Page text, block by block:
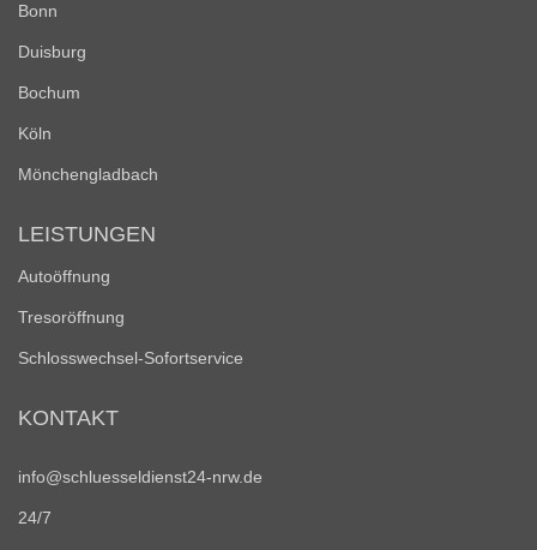
Bonn
Duisburg
Bochum
Köln
Mönchengladbach
LEISTUNGEN
Autoöffnung
Tresoröffnung
Schlosswechsel-Sofortservice
KONTAKT
info@schluesseldienst24-nrw.de
24/7